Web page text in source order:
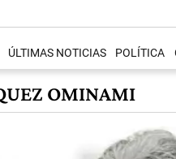
ÚLTIMAS NOTICIAS POLÍTICA
OMINAMI